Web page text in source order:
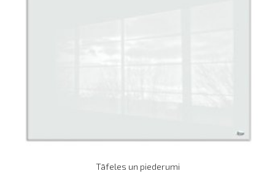
Tāfeles un piederumi